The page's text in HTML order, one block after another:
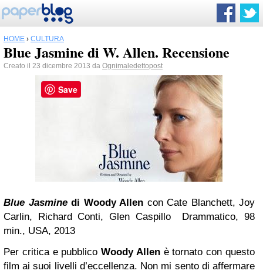
HOME › CULTURA
Blue Jasmine di W. Allen. Recensione
Creato il 23 dicembre 2013 da Ognimaledettopost
Blue Jasmine di Woody Allen con Cate Blanchett, Joy
Carlin, Richard Conti, Glen Caspillo
Drammatico, 98
min., USA, 2013
Per critica e pubblicoWoody Allenè tornato con questo
film ai suoi livelli d’eccellenza. Non mi sento di affermare
Save